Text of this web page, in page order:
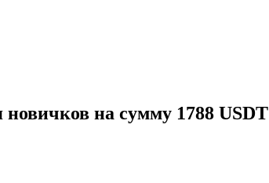
новичков на сумму 1788 USDT